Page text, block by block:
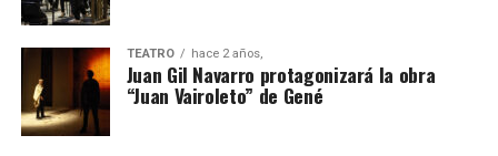
TEATRO hace 2 años,
Juan Gil Navarro protagonizará la obra
“Juan Vairoleto” de Gené